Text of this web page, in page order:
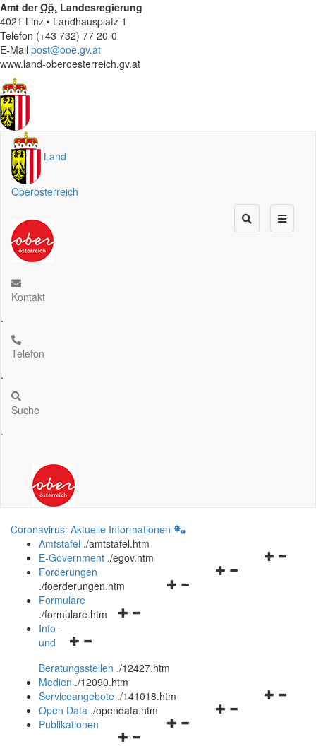
Amt derOö. Landesregierung
4021 Linz • Landhausplatz 1
Telefon (+43 732) 77 20-0
E-Mail post@ooe.gv.at
www.land-oberoesterreich.gv.at
Land
Oberösterreich
Kontakt
.
Telefon
.
Suche
.
Coronavirus: Aktuelle Informationen
Amtstafel ./amtstafel.htm
Navigationsmenü
E-Government ./egov.htm
Navigationsmenü
Förderungen
./foerderungen.htm
Navigationsmenü
Formulare
./formulare.htm
Navigationsmenü
und
schließen
Info-
und
Beratungsstellen ./12427.htm
Medien ./12090.htm
Navigationsmenü
Serviceangebote ./141018.htm
Navigationsmenü
Open Data ./opendata.htm
Navigationsmenü
Publikationen